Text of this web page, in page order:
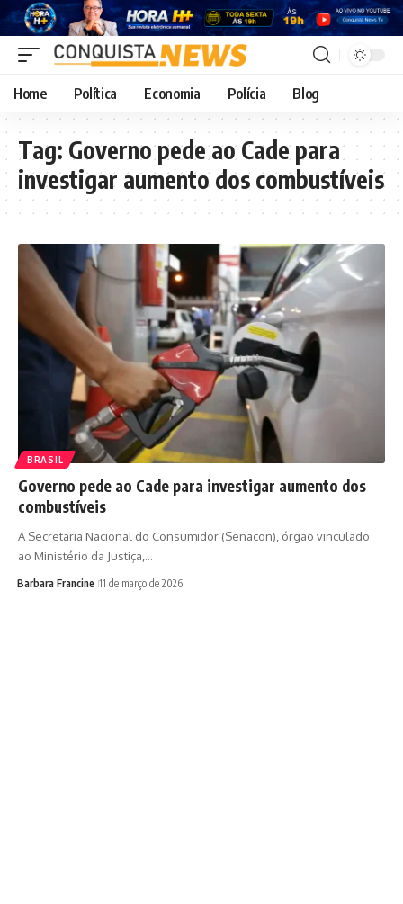
Home Política Economia Polícia Blog
Tag: Governo pede ao Cade para
investigar aumento dos combustíveis
BRASIL
Governo pede ao Cade para investigar aumento dos
combustíveis
A Secretaria Nacional do Consumidor (Senacon), órgão vinculado
ao Ministério da Justiça,…
Barbara Francine 11 de março de 2026